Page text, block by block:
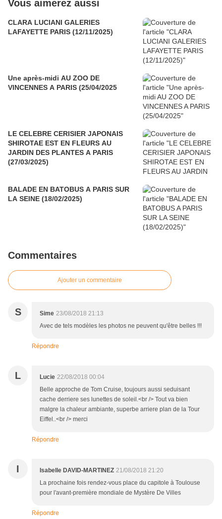
Vous aimerez aussi
CLARA LUCIANI GALERIES
LAFAYETTE PARIS (12/11/2025)
Une après-midi AU ZOO DE
VINCENNES A PARIS (25/04/2025
LE CELEBRE CERISIER JAPONAIS
SHIROTAE EST EN FLEURS AU
JARDIN DES PLANTES A PARIS
(27/03/2025)
BALADE EN BATOBUS A PARIS SUR
LA SEINE (18/02/2025)
Commentaires
Ajouter un commentaire
S Sime 23/08/2018 21:13
Avec de tels modèles les photos ne peuvent qu'être belles !!!
Répondre
L Lucie 22/08/2018 00:04
Belle approche de Tom Cruise, toujours aussi seduisant
cache derriere ses lunettes de soleil.<br /> Tout va bien
malgre la chaleur ambiante, superbe arriere plan de la Tour
Eiffel..<br /> merci
Répondre
I Isabelle DAVID-MARTINEZ 21/08/2018 21:20
La prochaine fois rendez-vous place du capitole à Toulouse
pour l'avant-première mondiale de Mystère De Villes
Répondre